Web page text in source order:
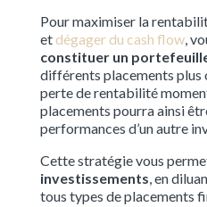
Pour maximiser la
et dégager du cash flow,
constituer un
différents placements plus
perte de rentabilité
placements pourra ainsi
performances d’un autre
Cette stratégie vous
investissements, en
tous types de placements